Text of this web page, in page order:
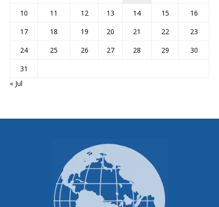
10
11 12 13 14 15
16
17
18 19 20 21 22
23
24
25 26 27 28 29
30
31
« Jul